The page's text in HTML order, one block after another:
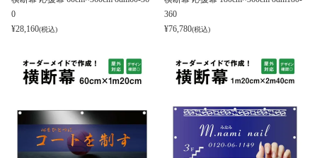
0
¥28,160(税込)
360
¥76,780(税込)